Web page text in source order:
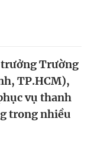
biết
trưởng Trường
TP.HCM),
vụ thanh
trong nhiều